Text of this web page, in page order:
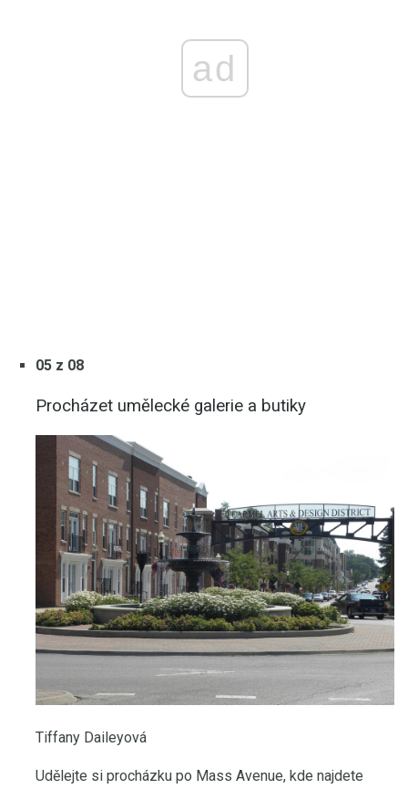
ad
05 z 08
Procházet umělecké galerie a butiky
Tiffany Daileyová
Udělejte si procházku po Mass Avenue, kde najdete